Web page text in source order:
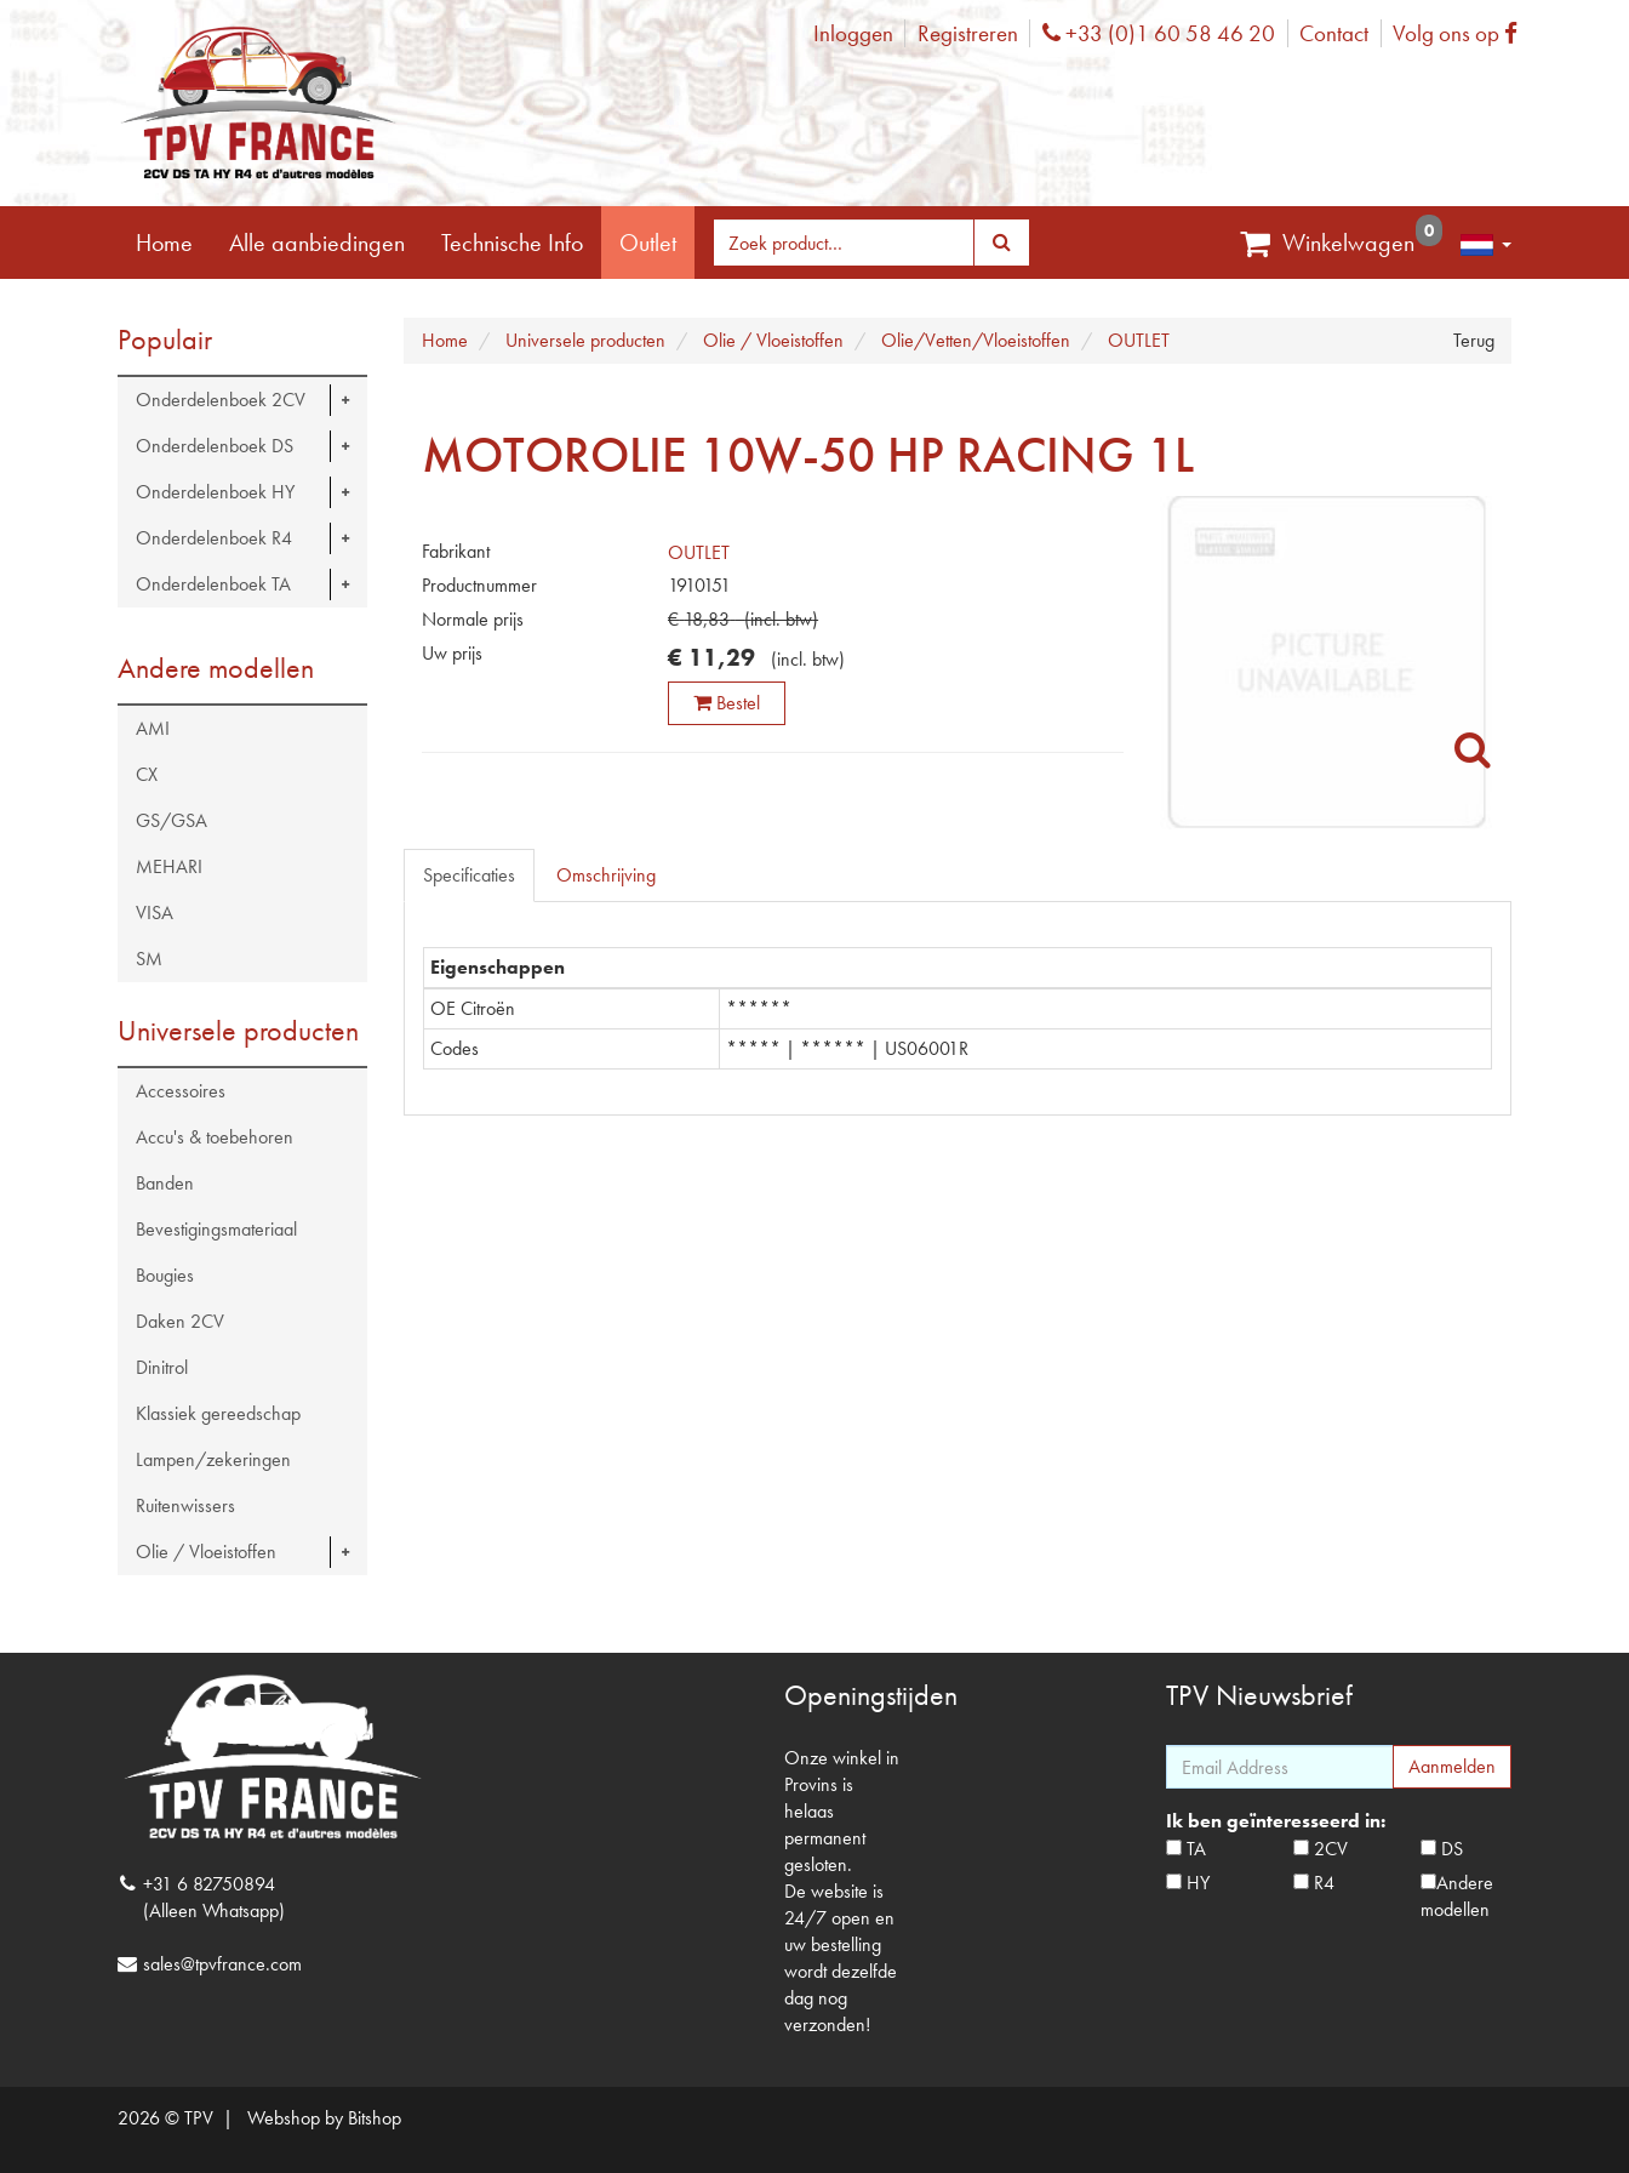
Inloggen Registreren Phone
+33 (0)1 60 58 46 20 Contact Volg ons op Facebook
Home Alle aanbiedingen Technische Info Outlet Winkelwagen 0
Populair
Onderdelenboek 2CV
Onderdelenboek DS
Onderdelenboek HY
Onderdelenboek R4
Onderdelenboek TA
Andere modellen
AMI
CX
GS/GSA
MEHARI
VISA
SM
Universele producten
Accessoires
Accu's & toebehoren
Banden
Bevestigingsmateriaal
Bougies
Daken 2CV
Dinitrol
Klassiek gereedschap
Lampen/zekeringen
Ruitenwissers
Olie / Vloeistoffen
Terug
Home Universele producten Olie / Vloeistoffen Olie/Vetten/Vloeistoffen OUTLET
MOTOROLIE 10W-50 HP RACING 1L
Fabrikant
OUTLET
Productnummer
1910151
Normale prijs
€18,83 (incl. btw)
Uw prijs
€ 11,29 (incl. btw)
Bestel
Specificaties Omschrijving
Eigenschappen
OE Citroën
******
Codes
***** | ****** | US06001R
+31 6 82750894
(Alleen Whatsapp)
sales@tpvfrance.com
Openingstijden
Onze winkel in
Provins is
helaas
permanent
gesloten.
De website is
24/7 open en
uw bestelling
wordt dezelfde
dag nog
verzonden!
TPV Nieuwsbrief
Ik ben geïnteresseerd in:
TA
2CV
DS
HY
R4
Andere
modellen
2026 © TPV | Webshop by Bitshop